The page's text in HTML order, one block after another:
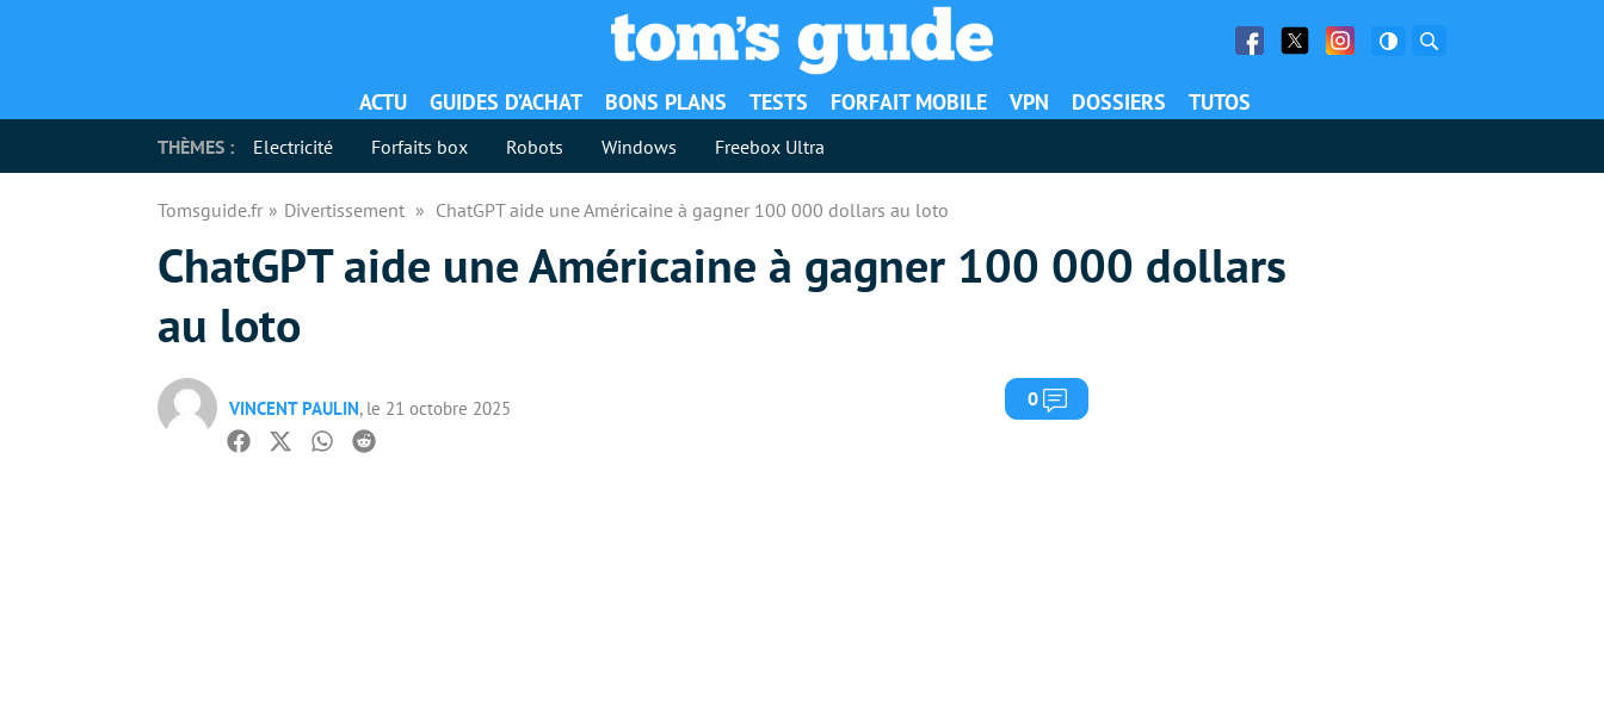
Facebook
Twitter Facebook
ACTU GUIDES D’ACHAT BONS PLANS TESTS FORFAIT MOBILE VPN DOSSIERS TUTOS
THÈMES : Electricité Forfaits box Robots Windows Freebox Ultra
Tomsguide.fr Divertissement ChatGPT aide une Américaine à gagner 100 000 dollars au loto
ChatGPT aide une Américaine à gagner 100 000 dollars
au loto
VINCENT PAULIN, le 21 octobre 2025 0 Commentaires
Facebook
TwitterWhatsapp
Reddit